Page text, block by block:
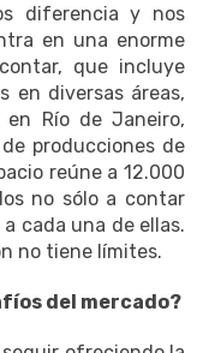
diferencia y nos
en una enorme
que incluye
en diversas áreas,
en Río de Janeiro,
producciones de
reúne a 12.000
no sólo a contar
cada una de ellas.
no tiene límites.
del mercado?